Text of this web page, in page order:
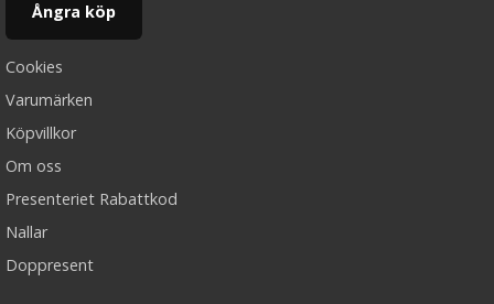
Ångra köp
Cookies
Varumärken
Köpvillkor
Om oss
Presenteriet Rabattkod
Nallar
Doppresent